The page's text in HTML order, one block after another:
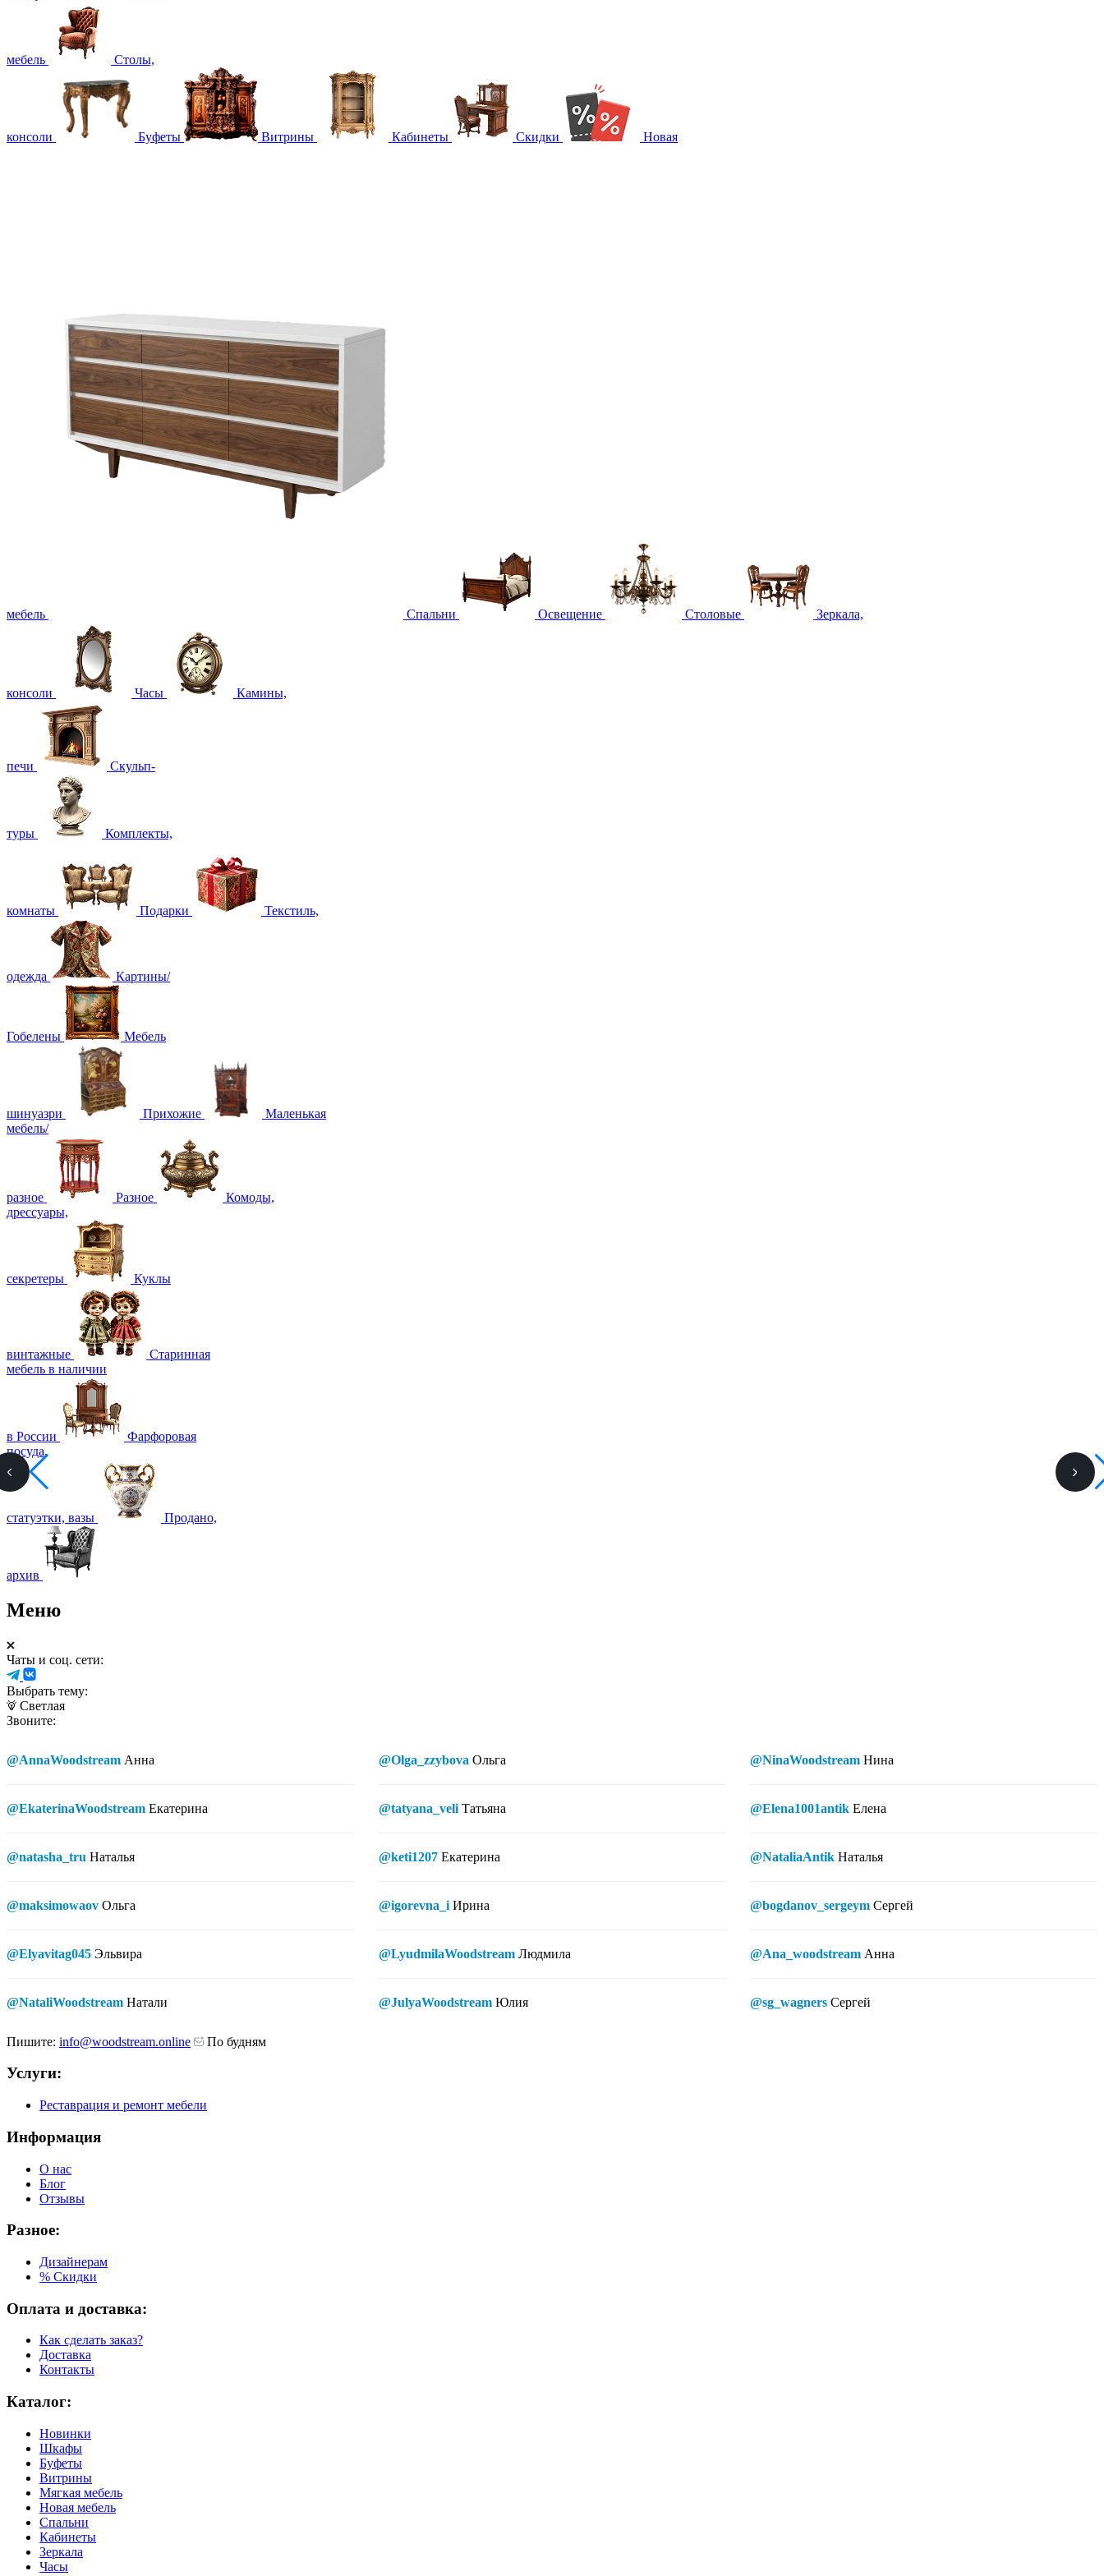
мебель Столы,
консоли Буфеты Витрины Кабинеты Скидки Новая
мебель Спальни Освещение Столовые Зеркала,
консоли Часы Камины,
печи Скульп-
туры Комплекты,
комнаты Подарки Текстиль,
одежда Картины/
Гобелены Мебель
шинуазри Прихожие
Маленькая
мебель/
разное Разное
Комоды,
дрессуары,
секретеры Куклы
винтажные
Старинная
мебель в наличии
в России
Фарфоровая
посуда,
статуэтки, вазы Продано,
архив
Меню
Чаты и соц. сети:
Выбрать тему:
Светлая
Звоните:
@AnnaWoodstream Анна
@EkaterinaWoodstream Екатерина
@natasha_tru Наталья
@maksimowaov Ольга
@Elyavitag045 Эльвира
@NataliWoodstream Натали
@Olga_zzybova Ольга
@tatyana_veli Татьяна
@keti1207 Екатерина
@igorevna_i Ирина
@LyudmilaWoodstream Людмила
@JulyaWoodstream Юлия
@NinaWoodstream Нина
@Elena1001antik Елена
@NataliaAntik Наталья
@bogdanov_sergeym Сергей
@Ana_woodstream Анна
@sg_wagners Сергей
Пишите: info@woodstream.online По будням
Услуги:
Реставрация и ремонт мебели
Информация
О нас
Блог
Отзывы
Разное:
Дизайнерам
% Скидки
Оплата и доставка:
Как сделать заказ?
Доставка
Контакты
Каталог:
Новинки
Шкафы
Буфеты
Витрины
Мягкая мебель
Новая мебель
Спальни
Кабинеты
Зеркала
Часы